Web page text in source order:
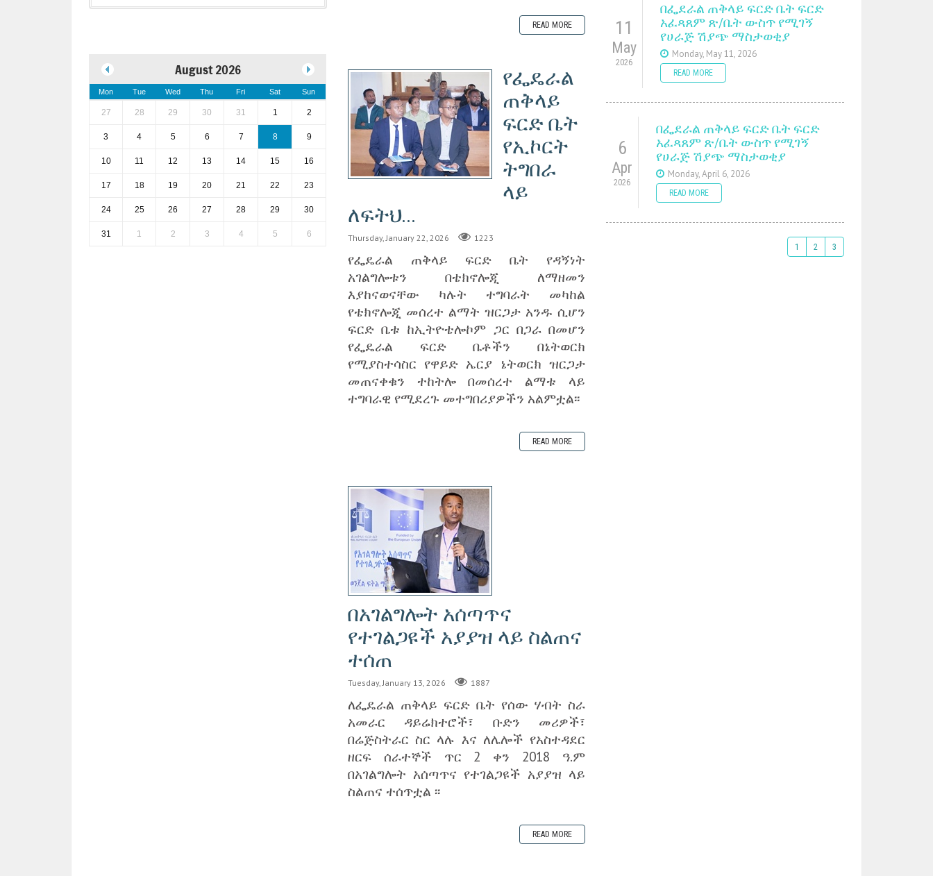
August 2026
Mon Tue Wed Thu Fri Sat Sun
27 28 29 30 31 1 2
3 4 5 6 7 8 9
10 11 12 13 14 15 16
17 18 19 20 21 22 23
24 25 26 27 28 29 30
31 1 2 3 4 5 6
READ MORE
የፌዴራል
ጠቅላይ
ፍርድ ቤት
የኢኮርት
ትግበራ
ላይ
ለፍትህ...
Thursday, January 22, 2026 1223
የፌዴራል ጠቅላይ ፍርድ ቤት የዳኝነት
አገልግሎቱን በቴክኖሎጂ ለማዘመን
እያከናወናቸው ካሉት ተግባራት መካከል
የቴክኖሎጂ መሰረተ ልማት ዝርጋታ አንዱ ሲሆን
ፍርድ ቤቱ ከኢትዮቴሎኮም ጋር በጋራ በመሆን
የፌዴራል ፍርድ ቤቶችን በኔትወርክ
የሚያስተሳስር የዋይድ ኤርያ ኔትወርክ ዝርጋታ
መጠናቀቁን ተከትሎ በመሰረተ ልማቱ ላይ
ተግባራዊ የሚደረጉ መተግበሪያዎችን አልምቷል፡፡
READ MORE
በአገልግሎት አሰጣጥና
የተገልጋዩች አያያዝ ላይ ስልጠና
ተሰጠ
Tuesday, January 13, 2026 1887
ለፌዴራል ጠቅላይ ፍርድ ቤት የሰው ሃብት ስራ
አመራር ዳይሬክተሮች፣ ቡድን መሪዎች፣
በሬጅስትራር ስር ላሉ እና ለሌሎች የአስተዳደር
ዘርፍ ሰራተኞች ጥር 2 ቀን 2018 ዓ.ም
በአገልግሎት አሰጣጥና የተገልጋዩች አያያዝ ላይ
ስልጠና ተሰጥቷል ፡፡
READ MORE
11
May
2026
በፌደራል ጠቅላይ ፍርድ ቤት ፍርድ
አፈጻጸም ጽ/ቤት ውስጥ የሚገኝ
የሀራጅ ሽያጭ ማስታወቂያ
Monday, May 11, 2026
READ MORE
6
Apr
2026
በፌደራል ጠቅላይ ፍርድ ቤት ፍርድ
አፈጻጸም ጽ/ቤት ውስጥ የሚገኝ
የሀራጅ ሽያጭ ማስታወቂያ
Monday, April 6, 2026
READ MORE
1 2 3